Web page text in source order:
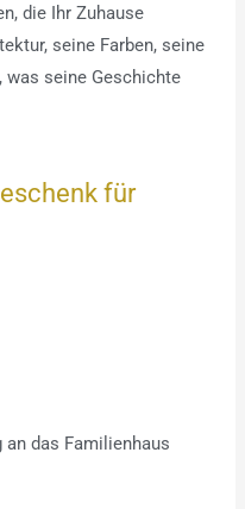
die Ihr Zuhause
seine Farben, seine
was seine Geschichte
für
das Familienhaus